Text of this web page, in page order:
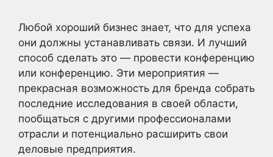
Любой хороший бизнес знает, что для успеха
они должны устанавливать связи. И лучший
способ сделать это — провести конференцию
или конференцию. Эти мероприятия —
прекрасная возможность для бренда собрать
последние исследования в своей области,
пообщаться с другими профессионалами
отрасли и потенциально расширить свои
деловые предприятия.